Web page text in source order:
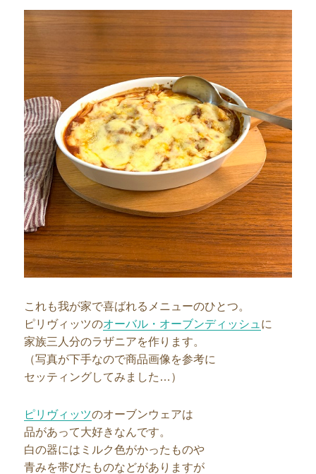
これも我が家で喜ばれるメニューのひとつ。
ピリヴィッツのオーバル・オーブンディッシュ に
家族三人分のラザニアを作ります。
（写真が下手なので商品画像を参考に
セッティングしてみました…）
ピリヴィッツのオーブンウェアは
品があって大好きなんです。
白の器にはミルク色がかったものや
青みを帯びたものなどがありますが